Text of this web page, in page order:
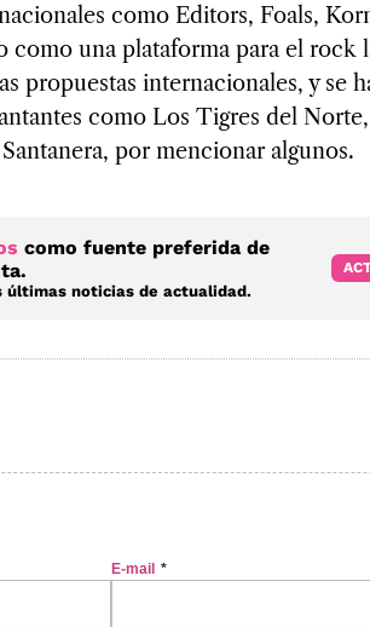
como Editors, Foals,
como una plataforma para el rock
propuestas internacionales, y se
como Los Tigres del
por mencionar algunos.
como fuente preferida de
últimas noticias de actualidad.
E-mail *